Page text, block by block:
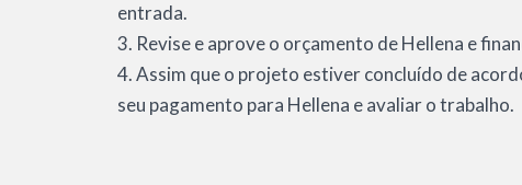
entrada.
3. Revise e aprove o orçamento de Hellena e
4. Assim que o projeto estiver concluído de
seu pagamento para Hellena e avaliar o trabalho.